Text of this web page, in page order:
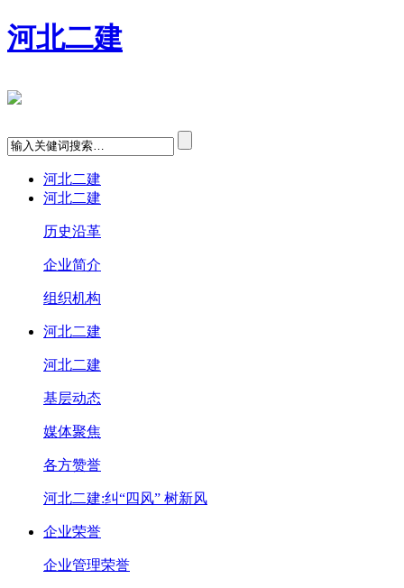
河北二建
河北二建
河北二建
历史沿革
企业简介
组织机构
河北二建
河北二建
基层动态
媒体聚焦
各方赞誉
河北二建:纠“四风” 树新风
企业荣誉
企业管理荣誉